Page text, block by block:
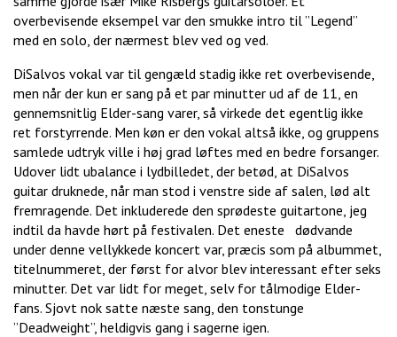
overbevisende eksempel var den smukke intro til ”Legend”
med en solo, der nærmest blev ved og ved.
DiSalvos vokal var til gengæld stadig ikke ret overbevisende,
men når der kun er sang på et par minutter ud af de 11, en
gennemsnitlig Elder-sang varer, så virkede det egentlig ikke
ret forstyrrende. Men køn er den vokal altså ikke, og gruppens
samlede udtryk ville i høj grad løftes med en bedre forsanger.
Udover lidt ubalance i lydbilledet, der betød, at DiSalvos
guitar druknede, når man stod i venstre side af salen, lød alt
fremragende. Det inkluderede den sprødeste guitartone, jeg
indtil da havde hørt på festivalen. Det eneste dødvande
under denne vellykkede koncert var, præcis som på albummet,
titelnummeret, der først for alvor blev interessant efter seks
minutter. Det var lidt for meget, selv for tålmodige Elder-
fans. Sjovt nok satte næste sang, den tonstunge
”Deadweight”, heldigvis gang i sagerne igen.